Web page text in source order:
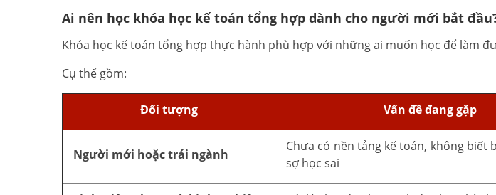
Ai nên học khóa học kế toán tổng hợp dành cho người mới bắt
Khóa học kế toán tổng hợp thực hành phù hợp với những ai muốn học để làm
Cụ thể gồm:
Đối tượng Vấn đề đang gặp
Người mới hoặc trái ngành
Chưa có nền tảng kế toán, không biết
sợ học sai